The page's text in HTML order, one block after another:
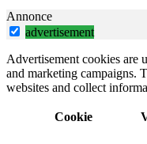
Annonce
advertisement
Advertisement cookies are
and marketing campaigns.
websites and collect
Cookie